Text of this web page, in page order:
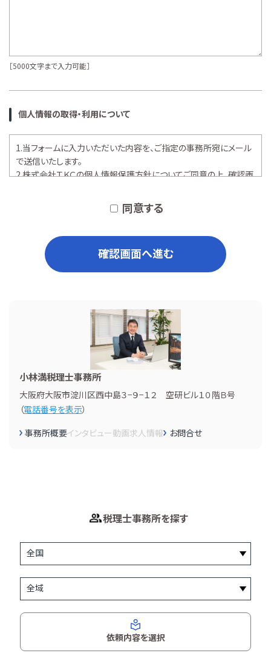
［5000文字まで入力可能］
個人情報の取得・利用について
1.当フォームに入力いただいた内容を、ご指定の事務所宛にメール
で送信いたします。
2.株式会社ＴＫＣの個人情報保護方針についてご同意の上、確認画
同意する
確認画面へ進む
小林満税理士事務所
大阪府大阪市淀川区西中島３−９−１２ 空研ビル１０階Ｂ号
（電話番号を表示）
事務所概要インタビュー動画求人情報 お問合せ
税理士事務所を探す
依頼内容を選択